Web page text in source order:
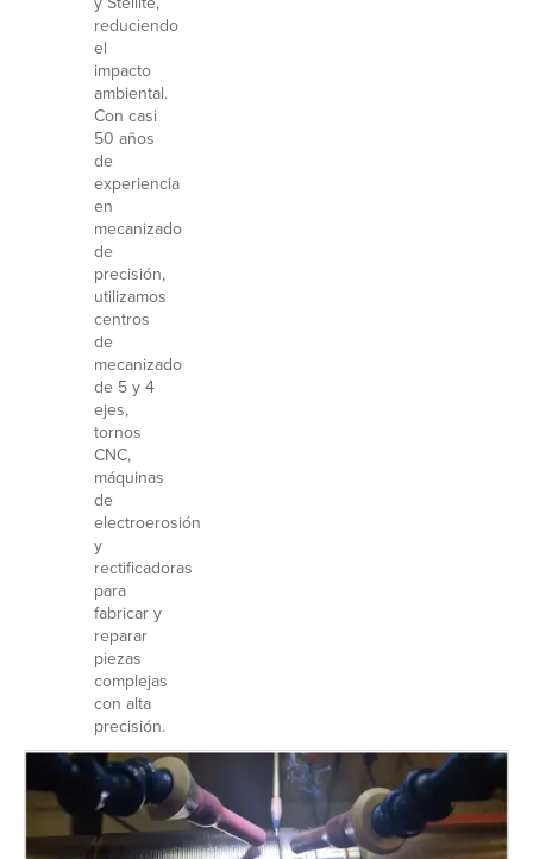
reduciendo
el
impacto
ambiental.
Con casi
50 años
de
experiencia
en
mecanizado
de
precisión,
utilizamos
centros
de
mecanizado
de 5 y 4
ejes,
tornos
CNC,
máquinas
de
electroerosión
y
rectificadoras
para
fabricar y
reparar
piezas
complejas
con alta
precisión.